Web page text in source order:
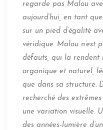
regarde pas Malou
aujourd’hui, en tant
sur un pied d’égalité
véridique. Malou n’est
défauts, qui la rendent
organique et naturel,
que dans sa structure.
recherché des
une variation visuelle.
des années-lumière